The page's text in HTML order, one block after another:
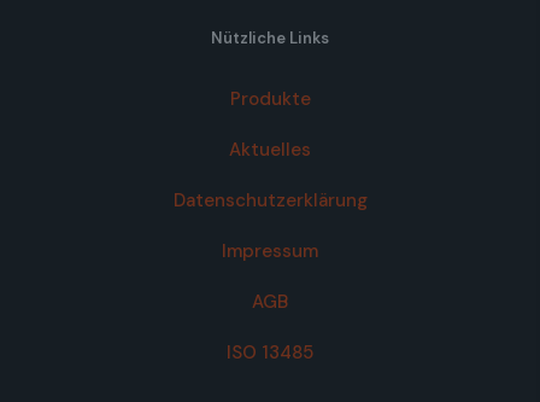
Nützliche Links
Produkte
Aktuelles
Datenschutzerklärung
Impressum
AGB
ISO 13485